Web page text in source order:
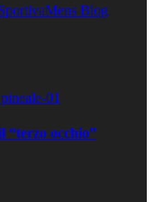
“terzo occhio”